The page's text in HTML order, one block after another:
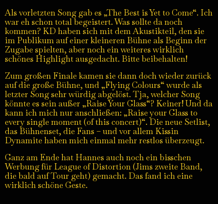
Als vorletzten Song gab es „The Best is Yet to Come“. Ich
war eh schon total begeistert. Was sollte da noch
kommen? KD haben sich mit dem Akustikteil, den sie
im Publikum auf einer kleineren Bühne als Beginn der
Zugabe spielten, aber noch ein weiteres wirklich
schönes Highlight ausgedacht. Bitte beibehalten!
Zum großen Finale kamen sie dann doch wieder zurück
auf die große Bühne, und „Flying Colours“ wurde als
letzter Song sehr würdig abgelöst. Tja, welcher Song
könnte es sein außer „Raise Your Glass“? Keiner! Und da
kann ich mich nur anschließen: „Raise your Glass to
every single moment (of this concert)“. Die neue Setlist,
das Bühnenset, die Fans – und vor allem Kissin
Dynamite haben mich einmal mehr restlos überzeugt.
Ganz am Ende hat Hannes auch noch ein bisschen
Werbung für League of Distortion (Jims zweite Band,
die bald auf Tour geht) gemacht. Das fand ich eine
wirklich schöne Geste.